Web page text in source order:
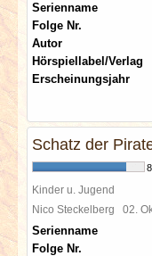
Serienname
Folge Nr.
Autor
Hörspiellabel/Verlag
Erscheinungsjahr
Schatz der
Kinder u. Jugend
Nico Steckelberg 02.
Serienname
Folge Nr.